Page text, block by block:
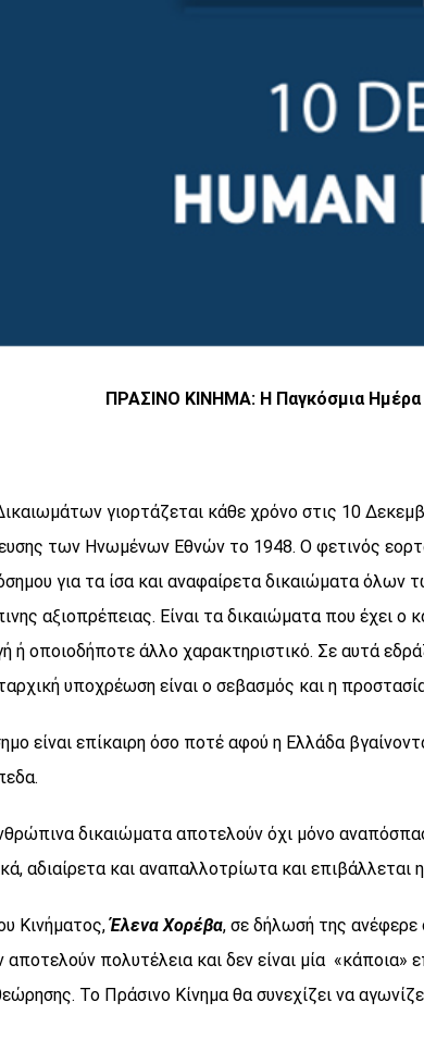
ΠΡΑΣΙΝΟ ΚΙΝΗΜΑ: Η Παγκόσμια Ημέρα
γιορτάζεται κάθε χρόνο στις 10
των Ηνωμένων Εθνών το 1948. Ο φετινός
για τα ίσα και αναφαίρετα δικαιώματα όλων
αξιοπρέπειας. Είναι τα δικαιώματα που
ή οποιοδήποτε άλλο χαρακτηριστικό. Σε αυτά
υποχρέωση είναι ο σεβασμός και η
είναι επίκαιρη όσο ποτέ αφού η Ελλάδα
δικαιώματα αποτελούν όχι μόνο
αδιαίρετα και αναπαλλοτρίωτα και
Κινήματος,Έλενα Χορέβα, σε δήλωσή της ανέφερε
πολυτέλεια και δεν είναι μία «κάποια»
Το Πράσινο Κίνημα θα συνεχίζει να